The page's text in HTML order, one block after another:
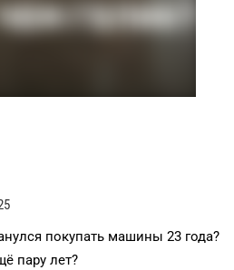
покупать машины 23 года?
пару лет?